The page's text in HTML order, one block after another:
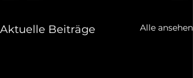
Aktuelle Beiträge Alle ansehen